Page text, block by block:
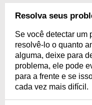
Resolva seus
Se você detectar um
resolvê-lo o quanto
alguma, deixe para
problema, ele pode
para a frente e se
cada vez mais difícil.